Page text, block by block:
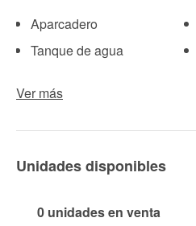
Aparcadero
Tanque de agua
Ver más
Unidades disponibles
0 unidades en venta